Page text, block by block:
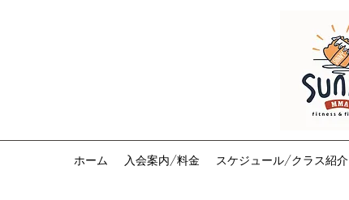
ホーム 入会案内/料金 スケジュール/クラス紹介